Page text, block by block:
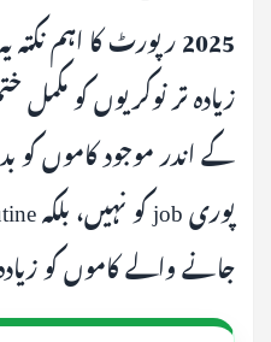
2025 رپورٹ کا اہم
زیادہ تر نوکریوں کو
کے اندر موجود کاموں
جانے والے کاموں کو